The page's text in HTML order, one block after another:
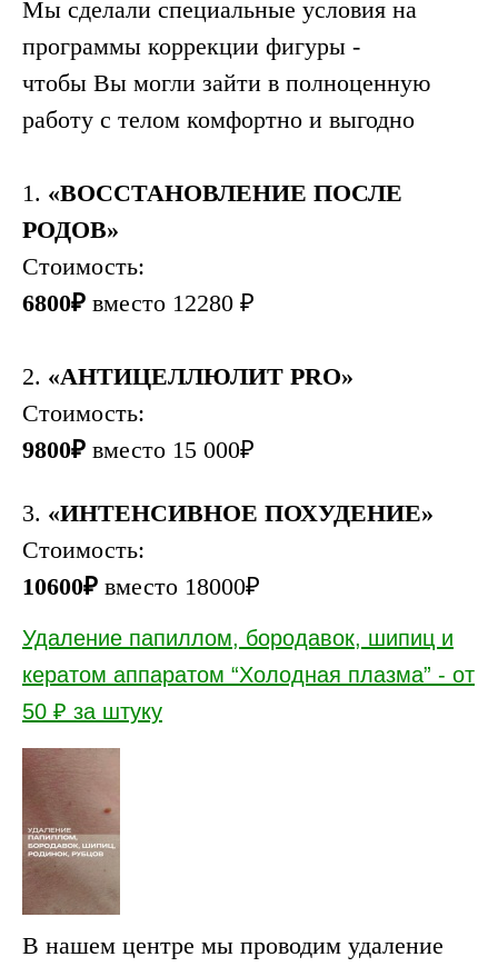
Мы сделали специальные условия на
программы коррекции фигуры -
чтобы Вы могли зайти в полноценную
работу с телом комфортно и выгодно
1. «ВОССТАНОВЛЕНИЕ ПОСЛЕ
РОДОВ»
Стоимость:
6800₽ вместо 12280 ₽
2. «АНТИЦЕЛЛЮЛИТ PRO»
Стоимость:
9800₽ вместо 15 000₽
3. «ИНТЕНСИВНОЕ ПОХУДЕНИЕ»
Стоимость:
10600₽ вместо 18000₽
Удаление папиллом, бородавок, шипиц и
кератом аппаратом “Холодная плазма” - от
50 ₽ за штуку
В нашем центре мы проводим удаление